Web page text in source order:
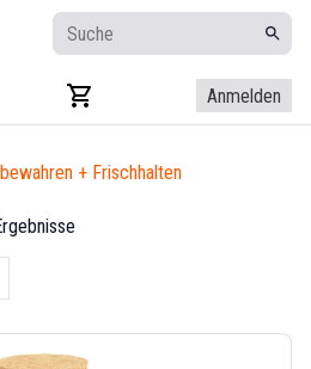
Anmelden
+ Frischhalten